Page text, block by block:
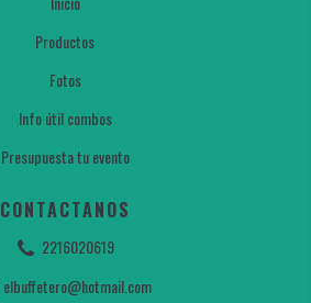
Productos
Fotos
Info útil combos
Presupuesta tu evento
CONTACTANOS
2216020619
elbuffetero@hotmail.com